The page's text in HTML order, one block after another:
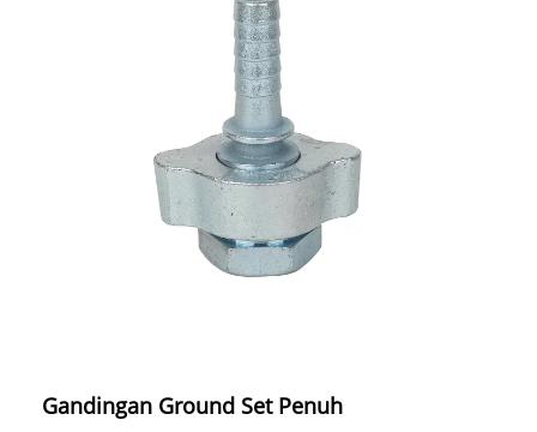
Gandingan Ground Set Penuh